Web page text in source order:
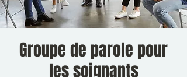
Groupe de parole pour
les soignants